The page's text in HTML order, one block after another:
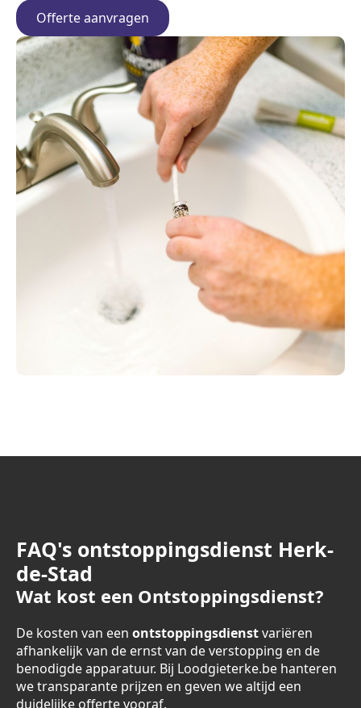
Offerte aanvragen
FAQ's ontstoppingsdienst Herk-
de-Stad
Wat kost een Ontstoppingsdienst?
De kosten van een ontstoppingsdienstvariëren
afhankelijk van de ernst van de verstopping en de
benodigde apparatuur. Bij Loodgieterke.be hanteren
we transparante prijzen en geven we altijd een
duidelijke offerte vooraf.